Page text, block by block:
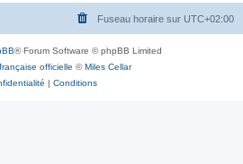
Fuseau horaire sur UTC+02:00
® Forum Software © phpBB Limited
officielle ©Miles Cellar
| Conditions